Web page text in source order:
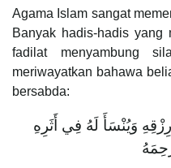
Agama Islam sangat
Banyak hadis-hadis yang
fadilat menyambung
meriwayatkan bahawa
bersabda:
وَيُنْسَأَ لَهُ فِي أَثَرِهِ